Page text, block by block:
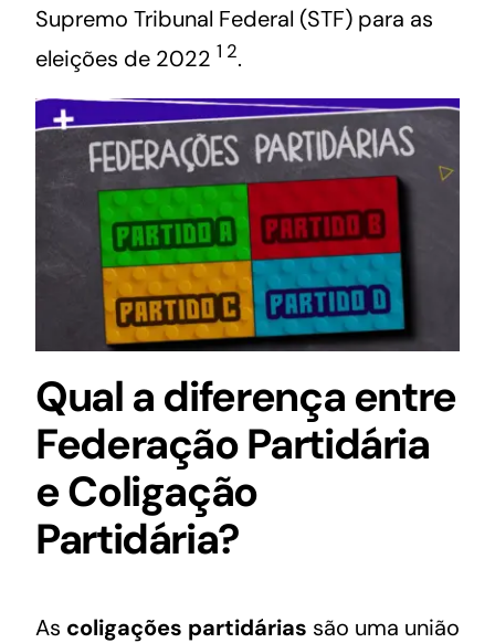
Supremo Tribunal Federal (STF) para as
eleições de 2022 1 2.
Qual a diferença entre
Federação Partidária
e Coligação
Partidária?
As coligações partidárias são uma união